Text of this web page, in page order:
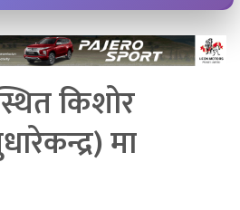
किशोर
मा